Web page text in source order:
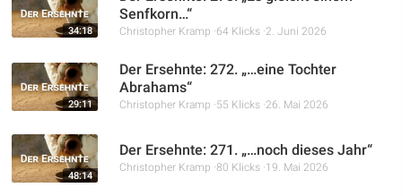
34:18
Senfkorn…“
Christopher Kramp 64 Klicks 2. Juni 2026
29:11
Der Ersehnte: 272. „…eine Tochter
Abrahams“
Christopher Kramp 55 Klicks 26. Mai 2026
48:14
Der Ersehnte: 271. „…noch dieses Jahr“
Christopher Kramp 80 Klicks 19. Mai 2026